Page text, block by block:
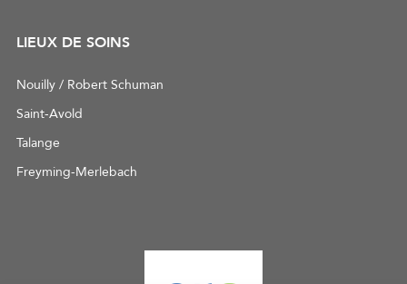
LIEUX DE SOINS
Nouilly / Robert Schuman
Saint-Avold
Talange
Freyming-Merlebach